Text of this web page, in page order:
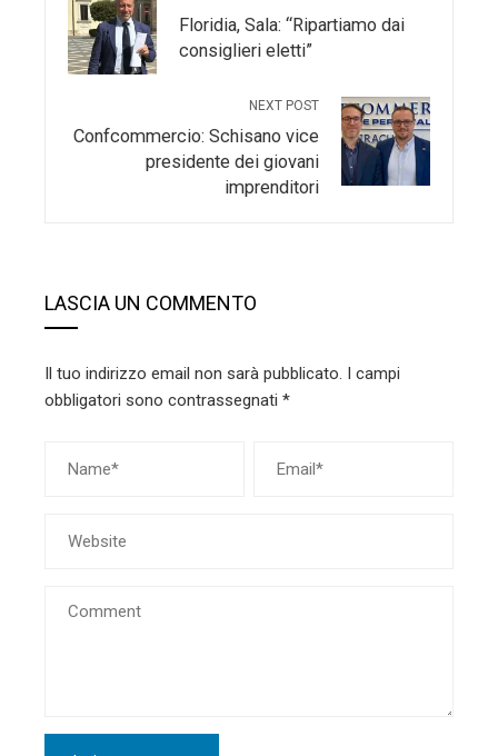
Floridia, Sala: “Ripartiamo dai
consiglieri eletti”
NEXT POST
Confcommercio: Schisano vice
presidente dei giovani
imprenditori
LASCIA UN COMMENTO
Il tuo indirizzo email non sarà pubblicato. I campi
obbligatori sono contrassegnati *